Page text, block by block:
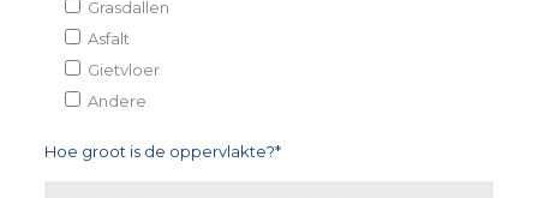
Grasdallen
Asfalt
Gietvloer
Andere
Hoe groot is de oppervlakte?*